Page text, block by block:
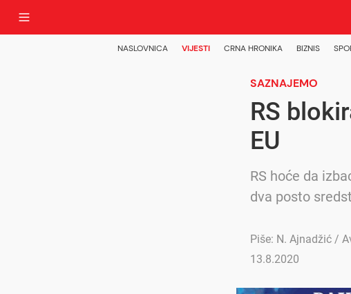
NASLOVNICA VIJESTI CRNA HRONIKA BIZNIS
SAZNAJEMO
RS
EU
RS hoće da
dva posto
Piše: N. Ajnadžić /
13.8.2020